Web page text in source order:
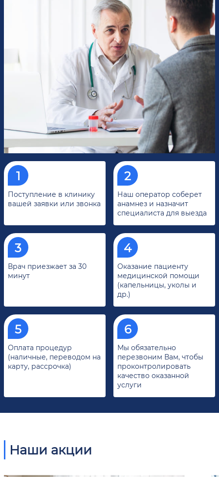
Поступление в клинику
вашей заявки или звонка
Наш оператор соберет
анамнез и назначит
специалиста для выезда
Врач приезжает за 30
минут
Оказание пациенту
медицинской помощи
(капельницы, уколы и
др.)
Оплата процедур
(наличные, переводом на
карту, рассрочка)
Мы обязательно
перезвоним Вам, чтобы
проконтролировать
качество оказанной
услуги
Наши акции